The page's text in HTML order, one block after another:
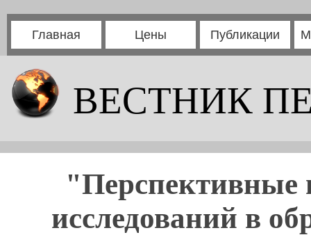
Главная Цены Публикации
ВЕСТНИК
"Перспективные
исследований в